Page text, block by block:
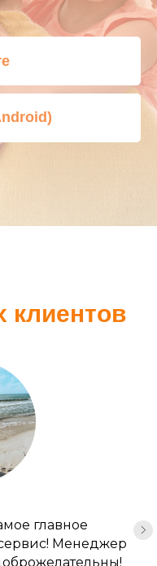
главное
Менеджер